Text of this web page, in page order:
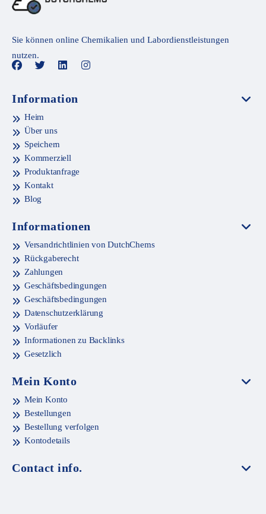
Sie können online Chemikalien und Labordienstleistungen
nutzen.
Information
Heim
Über uns
Speichern
Kommerziell
Produktanfrage
Kontakt
Blog
Informationen
Versandrichtlinien von DutchChems
Rückgaberecht
Zahlungen
Geschäftsbedingungen
Geschäftsbedingungen
Datenschutzerklärung
Vorläufer
Informationen zu Backlinks
Gesetzlich
Mein Konto
Mein Konto
Bestellungen
Bestellung verfolgen
Kontodetails
Contact info.